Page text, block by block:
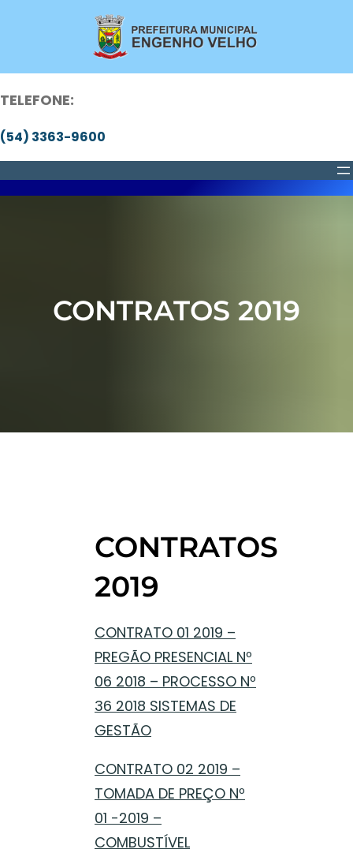
TELEFONE:
(54) 3363-9600
CONTRATOS 2019
CONTRATOS
2019
CONTRATO 01 2019 –
PREGÃO PRESENCIAL Nº
06 2018 – PROCESSO Nº
36 2018 SISTEMAS DE
GESTÃO
CONTRATO 02 2019 –
TOMADA DE PREÇO Nº
01 -2019 –
COMBUSTÍVEL